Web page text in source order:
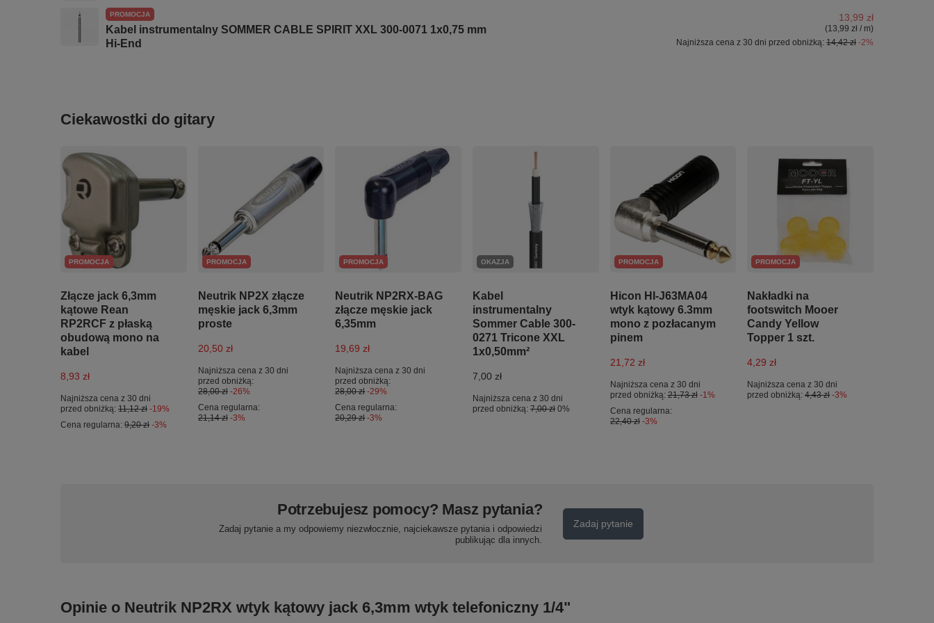
PROMOCJA
Kabel instrumentalny SOMMER CABLE SPIRIT XXL 300-0071 1x0,75 mm
Hi-End
13,99 zł
(13,99 zł / m)
Najniższa cena z 30 dni przed obniżką: 14,42 zł -2%
Ciekawostki do gitary
PROMOCJA
Złącze jack 6,3mm
kątowe Rean
RP2RCF z płaską
obudową mono na
kabel
8,93 zł
Najniższa cena z 30 dni
przed obniżką: 11,12 zł -19%
Cena regularna: 9,20 zł -3%
PROMOCJA
Neutrik NP2X złącze
męskie jack 6,3mm
proste
20,50 zł
Najniższa cena z 30 dni
przed obniżką:
28,00 zł -26%
Cena regularna:
21,14 zł -3%
PROMOCJA
Neutrik NP2RX-BAG
złącze męskie jack
6,35mm
19,69 zł
Najniższa cena z 30 dni
przed obniżką:
28,00 zł -29%
Cena regularna:
20,29 zł -3%
OKAZJA
Kabel
instrumentalny
Sommer Cable 300-
0271 Tricone XXL
1x0,50mm²
7,00 zł
Najniższa cena z 30 dni
przed obniżką: 7,00 zł 0%
PROMOCJA
Hicon HI-J63MA04
wtyk kątowy 6.3mm
mono z pozłacanym
pinem
21,72 zł
Najniższa cena z 30 dni
przed obniżką:21,73 zł -1%
Cena regularna:
22,40 zł -3%
PROMOCJA
Nakładki na
footswitch Mooer
Candy Yellow
Topper 1 szt.
4,29 zł
Najniższa cena z 30 dni
przed obniżką:4,43 zł -3%
Potrzebujesz pomocy? Masz pytania?
Zadaj pytanie a my odpowiemy niezwłocznie, najciekawsze pytania i odpowiedzi
publikując dla innych.
Zadaj pytanie
Opinie o Neutrik NP2RX wtyk kątowy jack 6,3mm wtyk telefoniczny 1/4"